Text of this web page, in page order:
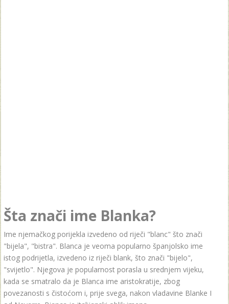
Šta znači ime Blanka?
Ime njemačkog porijekla izvedeno od riječi "blanc" što znači
"bijela", "bistra". Blanca je veoma popularno španjolsko ime
istog podrijetla, izvedeno iz riječi blank, što znači "bijelo",
"svijetlo". Njegova je popularnost porasla u srednjem vijeku,
kada se smatralo da je Blanca ime aristokratije, zbog
povezanosti s čistoćom i, prije svega, nakon vladavine Blanke I